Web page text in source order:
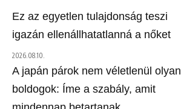
Ez az egyetlen tulajdonság teszi
igazán ellenállhatatlanná a nőket
2026.08.10.
A japán párok nem véletlenül olyan
boldogok: Íme a szabály, amit